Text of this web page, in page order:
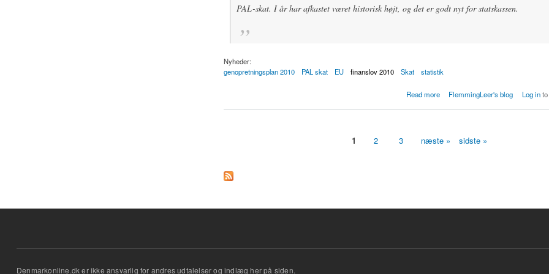
PAL-skat. I år har afkastet været historisk højt, og det er godt nyt for statskassen.
Nyheder:
genopretningsplan 2010
PAL skat EU finanslov 2010 Skat statistik
Read more
about Genopretningspakken var ikke nødvendig: Ekstra PAL-skat fra pensioner på Kr. 24 Mia
FlemmingLeer's blog Log into
1 2 3 næste » sidste »
Denmarkonline.dk er ikke ansvarlig for andres udtalelser og indlæg her på siden.